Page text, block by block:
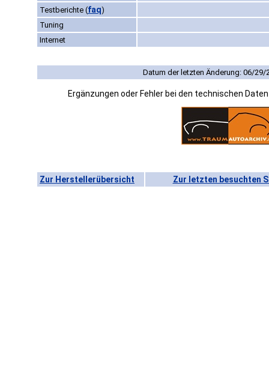
Testberichte (faq)
Tuning
Internet
Datum der letzten Änderung: 06/29/
Ergänzungen oder Fehler bei den technischen
Zur Herstellerübersicht Zur letzten besuchten